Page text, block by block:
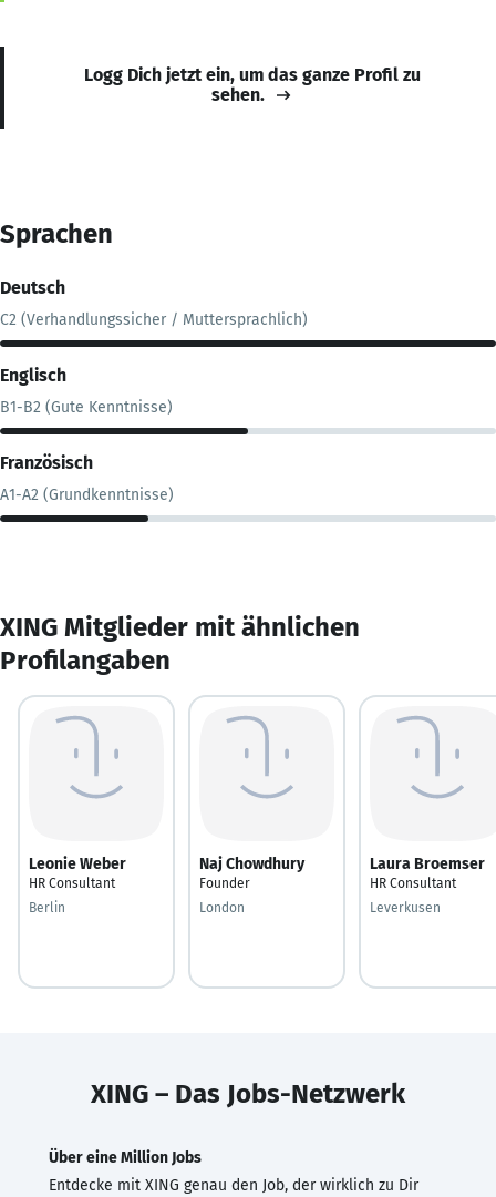
Logg Dich jetzt ein, um das ganze Profil zu
sehen.
Sprachen
Deutsch
C2 (Verhandlungssicher / Muttersprachlich)
Englisch
B1-B2 (Gute Kenntnisse)
Französisch
A1-A2 (Grundkenntnisse)
XING Mitglieder mit ähnlichen
Profilangaben
Leonie Weber
HR Consultant
Berlin
Naj Chowdhury
Founder
London
Laura Broemser
HR Consultant
Leverkusen
XING – Das Jobs-Netzwerk
Über eine Million Jobs
Entdecke mit XING genau den Job, der wirklich zu Dir